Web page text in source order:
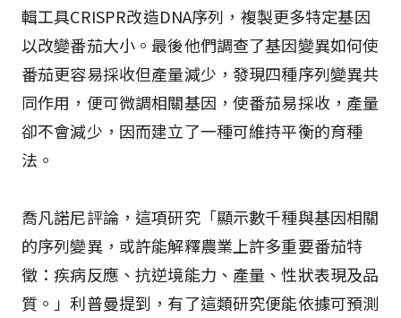
輯工具CRISPR改造DNA序列，複製更多特定基因
以改變番茄大小。最後他們調查了基因變異如何使
番茄更容易採收但產量減少，發現四種序列變異共
同作用，便可微調相關基因，使番茄易採收，產量
卻不會減少，因而建立了一種可維持平衡的育種
法。
喬凡諾尼評論，這項研究「顯示數千種與基因相關
的序列變異，或許能解釋農業上許多重要番茄特
徵：疾病反應、抗逆境能力、產量、性狀表現及品
質。」利普曼提到，有了這類研究便能依據可預測